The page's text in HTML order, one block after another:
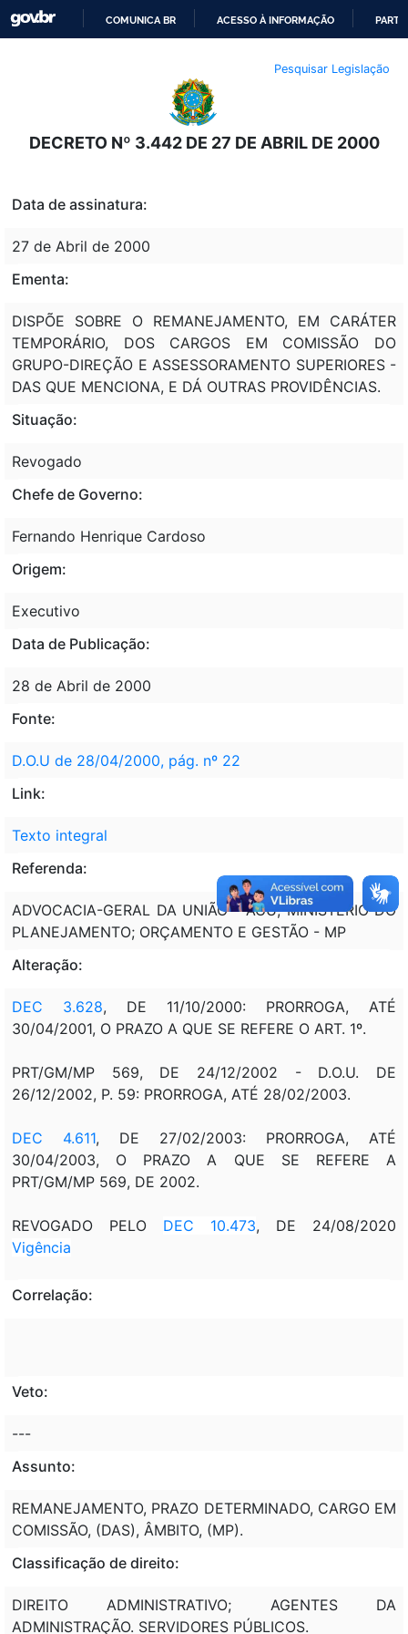
O
CONTEÚDO
COMUNICA BR ACESSO À INFORMAÇÃO
Pesquisar Legislação
DECRETO Nº 3.442 DE 27 DE ABRIL DE 2000
Data de assinatura:
27 de Abril de 2000
Ementa:
DISPÕE SOBRE O REMANEJAMENTO, EM CARÁTER
TEMPORÁRIO, DOS CARGOS EM COMISSÃO DO
GRUPO-DIREÇÃO E ASSESSORAMENTO SUPERIORES -
DAS QUE MENCIONA, E DÁ OUTRAS PROVIDÊNCIAS.
Situação:
Revogado
Chefe de Governo:
Fernando Henrique Cardoso
Origem:
Executivo
Data de Publicação:
28 de Abril de 2000
Fonte:
D.O.U de 28/04/2000, pág. nº 22
Link:
Texto integral
Referenda:
ADVOCACIA-GERAL DA UNIÃO - AGU; MINISTÉRIO DO
PLANEJAMENTO; ORÇAMENTO E GESTÃO - MP
Alteração:
DEC 3.628, DE 11/10/2000: PRORROGA, ATÉ
30/04/2001, O PRAZO A QUE SE REFERE O ART. 1º.
PRT/GM/MP 569, DE 24/12/2002 - D.O.U. DE
26/12/2002, P. 59: PRORROGA, ATÉ 28/02/2003.
DEC 4.611, DE 27/02/2003: PRORROGA, ATÉ
30/04/2003, O PRAZO A QUE SE REFERE A
PRT/GM/MP 569, DE 2002.
REVOGADO PELO DEC 10.473, DE 24/08/2020
Vigência
Correlação:
Veto:
---
Assunto:
REMANEJAMENTO, PRAZO DETERMINADO, CARGO EM
COMISSÃO, (DAS), ÂMBITO, (MP).
Classificação de direito:
DIREITO ADMINISTRATIVO; AGENTES DA
ADMINISTRAÇÃO. SERVIDORES PÚBLICOS.